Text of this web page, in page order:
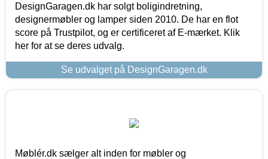
DesignGaragen.dk har solgt boligindretning,
designermøbler og lamper siden 2010. De har en flot
score på Trustpilot, og er certificeret af E-mærket. Klik
her for at se deres udvalg.
Se udvalget på DesignGaragen.dk
Møblér.dk sælger alt inden for møbler og